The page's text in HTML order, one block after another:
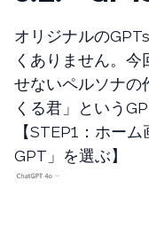
オリジナルの
くありません。
せないペルソナの
くる君」という
【STEP1：ホー
GPT」を選ぶ】